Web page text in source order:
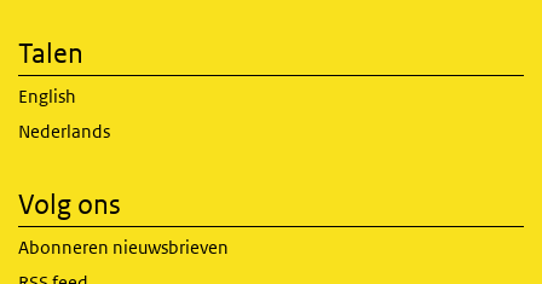
Talen
English
Nederlands
Volg ons
Abonneren nieuwsbrieven